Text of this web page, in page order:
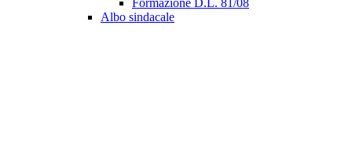
Formazione D.L. 81/08
Albo sindacale